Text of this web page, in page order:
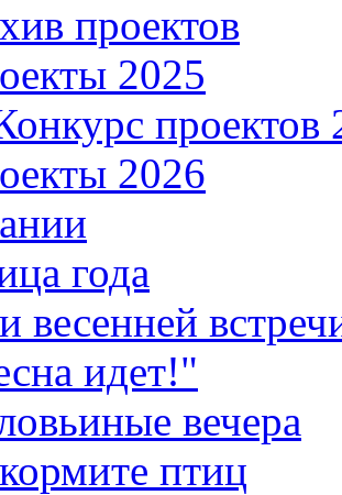
проектов
2025
проектов
2026
года
весенней
идет!"
вечера
птиц